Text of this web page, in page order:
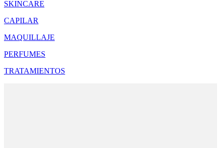
SKINCARE
CAPILAR
MAQUILLAJE
PERFUMES
TRATAMIENTOS